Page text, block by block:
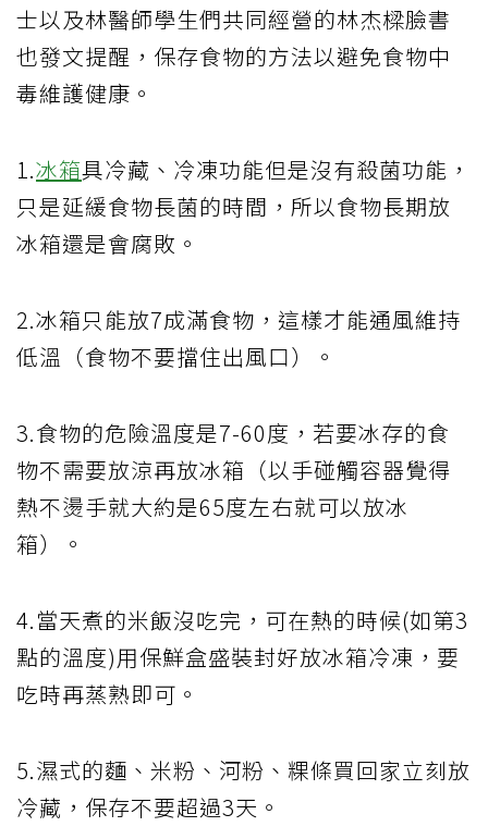
士以及林醫師學生們共同經營的林杰樑臉書
也發文提醒，保存食物的方法以避免食物中
毒維護健康。
1.冰箱具冷藏、冷凍功能但是沒有殺菌功能，
只是延緩食物長菌的時間，所以食物長期放
冰箱還是會腐敗。
2.冰箱只能放7成滿食物，這樣才能通風維持
低溫（食物不要擋住出風口）。
3.食物的危險溫度是7-60度，若要冰存的食
物不需要放涼再放冰箱（以手碰觸容器覺得
熱不燙手就大約是65度左右就可以放冰
箱）。
4.當天煮的米飯沒吃完，可在熱的時候(如第3
點的溫度)用保鮮盒盛裝封好放冰箱冷凍，要
吃時再蒸熟即可。
5.濕式的麵、米粉、河粉、粿條買回家立刻放
冷藏，保存不要超過3天。